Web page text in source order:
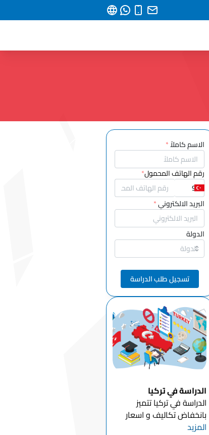
الاسم كاملاً*
رقم الهاتف المحمول*
البريد الالكتروني*
الدولة
تسجيل طلب الدراسة
الدراسة في تركيا
الدراسة في تركيا تتميز
بانخفاض تكاليف و اسعار
التعليم في تركيا للطلاب
المزيد